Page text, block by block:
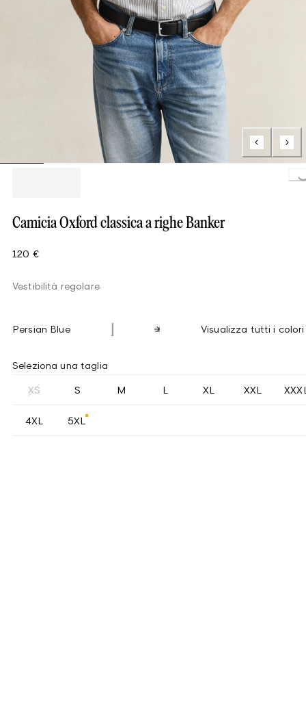
Camicia Oxford classica a righe Banker
120 €
Vestibilità regolare
Persian Blue Visualizza tutti i colori
Seleziona una taglia
XS S M L XL XXL
4XL 5XL